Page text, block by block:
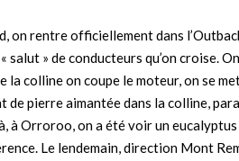
on rentre officiellement dans
salut » de conducteurs qu’on croise.
la colline on coupe le moteur, on se
de pierre aimantée dans la colline,
à Orroroo, on a été voir un
Le lendemain, direction Mont